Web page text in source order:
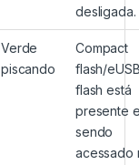
desligada.
Verde
piscando
Compact
flash/
flash está
presente
sendo
acessado